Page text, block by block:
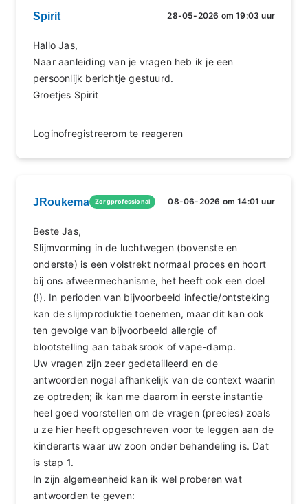
Spirit 28-05-2026 om 19:03 uur
Hallo Jas,
Naar aanleiding van je vragen heb ik je een
persoonlijk berichtje gestuurd.
Groetjes Spirit
Loginofregistreerom te reageren
JRoukema Zorgprofessional 08-06-2026 om 14:01 uur
Beste Jas,
Slijmvorming in de luchtwegen (bovenste en
onderste) is een volstrekt normaal proces en hoort
bij ons afweermechanisme, het heeft ook een doel
(!). In perioden van bijvoorbeeld infectie/ontsteking
kan de slijmproduktie toenemen, maar dit kan ook
ten gevolge van bijvoorbeeld allergie of
blootstelling aan tabaksrook of vape-damp.
Uw vragen zijn zeer gedetailleerd en de
antwoorden nogal afhankelijk van de context waarin
ze optreden; ik kan me daarom in eerste instantie
heel goed voorstellen om de vragen (precies) zoals
u ze hier heeft opgeschreven voor te leggen aan de
kinderarts waar uw zoon onder behandeling is. Dat
is stap 1.
In zijn algemeenheid kan ik wel proberen wat
antwoorden te geven: